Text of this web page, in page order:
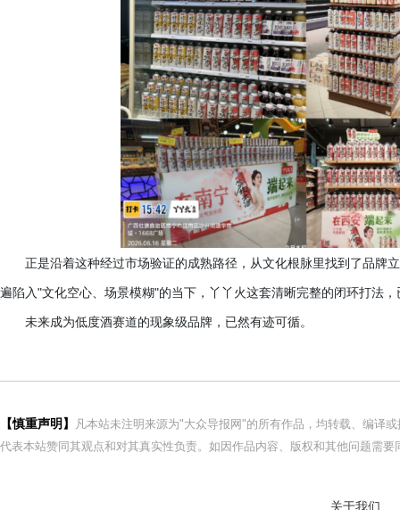
正是沿着这种经过市场验证的成熟路径，从文化根脉里找到了品牌
遍陷入"文化空心、场景模糊"的当下，丫丫火这套清晰完整的闭环打法
未来成为低度酒赛道的现象级品牌，已然有迹可循。
【慎重声明】
凡本站未注明来源为"大众导报网"的所有作品，均转载、编译
代表本站赞同其观点和对其真实性负责。如因作品内容、版权和其他问题需
关于我们